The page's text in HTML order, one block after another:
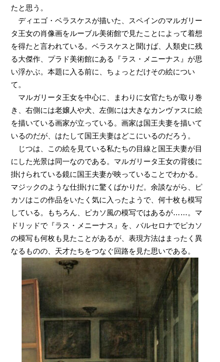
たと思う。
ディエゴ・ベラスケスが描いた、スペインのマルガリー
タ王女の肖像画をルーブル美術館で見たことによって着想
を得たと言われている。ベラスケスと聞けば、人類史に残
る大傑作、プラド美術館にある『ラス・メニーナス』が思
い浮かぶ。本題に入る前に、ちょっとだけその絵につい
て。
マルガリータ王女を中心に、まわりに女官たちが取り巻
き、右側には老嬢人や犬、左側には大きなカンヴァスに絵
を描いている画家が立っている。画家は国王夫妻を描いて
いるのだが、はたして国王夫妻はどこにいるのだろう。
じつは、この絵を見ている私たちの目線と国王夫妻が目
にした光景は同一なのである。マルガリータ王女の背後に
掛けられている鏡に国王夫妻が映っていることでわかる。
マジックのような仕掛けに驚くばかりだ。余談ながら、ピ
カソはこの作品をいたく気に入ったようで、何十枚も模写
している。もちろん、ピカソ風の模写ではあるが……。マ
ドリッドで『ラス・メニーナス』を、バルセロナでピカソ
の模写も何枚も見たことがあるが、表現方法はまったく異
なるものの、天才たちをつなぐ回路を見た思いである。